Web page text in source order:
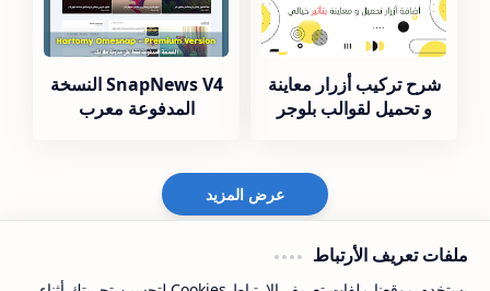
شرح تركيب أزرار معاينة
و تحميل لقوالب بلوجر
SnapNews V4 النسخة
المدفوعة معرب
عرض المزيد
ملفات تعريف الأرتباط